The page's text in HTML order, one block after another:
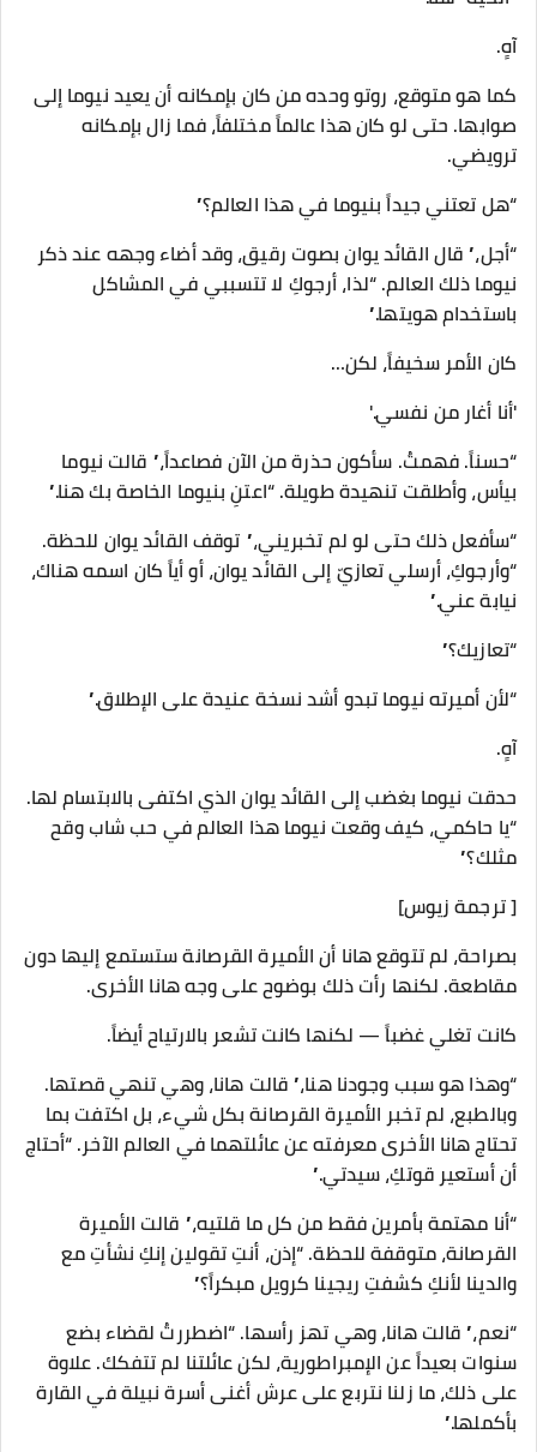
آهٍ.
كما هو متوقع، روتو وحده من كان بإمكانه أن يعيد نيوما إلى
صوابها. حتى لو كان هذا عالماً مختلفاً، فما زال بإمكانه
ترويضي.
“هل تعتني جيداً بنيوما في هذا العالم؟”
“أجل،” قال القائد يوان بصوت رقيق، وقد أضاء وجهه عند ذكر
نيوما ذلك العالم. “لذا، أرجوكِ لا تتسببي في المشاكل
باستخدام هويتها.”
كان الأمر سخيفاً، لكن…
'أنا أغار من نفسي.'
“حسناً. فهمتُ. سأكون حذرة من الآن فصاعداً،” قالت نيوما
بيأس، وأطلقت تنهيدة طويلة. “اعتنِ بنيوما الخاصة بك هنا.”
“سأفعل ذلك حتى لو لم تخبريني،” توقف القائد يوان للحظة.
“وأرجوكِ، أرسلي تعازيّ إلى القائد يوان، أو أياً كان اسمه هناك،
نيابة عني.”
“تعازيك؟”
“لأن أميرته نيوما تبدو أشد نسخة عنيدة على الإطلاق.”
آهٍ.
حدقت نيوما بغضب إلى القائد يوان الذي اكتفى بالابتسام لها.
“يا حاكمي، كيف وقعت نيوما هذا العالم في حب شاب وقح
مثلك؟”
[ ترجمة زيوس]
بصراحة، لم تتوقع هانا أن الأميرة القرصانة ستستمع إليها دون
مقاطعة. لكنها رأت ذلك بوضوح على وجه هانا الأخرى.
كانت تغلي غضباً — لكنها كانت تشعر بالارتياح أيضاً.
“وهذا هو سبب وجودنا هنا،” قالت هانا، وهي تنهي قصتها.
وبالطبع، لم تخبر الأميرة القرصانة بكل شيء، بل اكتفت بما
تحتاج هانا الأخرى معرفته عن عائلتهما في العالم الآخر. “أحتاج
أن أستعير قوتكِ، سيدتي.”
“أنا مهتمة بأمرين فقط من كل ما قلتيه،” قالت الأميرة
القرصانة، متوقفة للحظة. “إذن، أنتِ تقولين إنكِ نشأتِ مع
والدينا لأنكِ كشفتِ ريجينا كرويل مبكراً؟”
“نعم،” قالت هانا، وهي تهز رأسها. “اضطررتُ لقضاء بضع
سنوات بعيداً عن الإمبراطورية، لكن عائلتنا لم تتفكك. علاوة
على ذلك، ما زلنا نتربع على عرش أغنى أسرة نبيلة في القارة
بأكملها.”